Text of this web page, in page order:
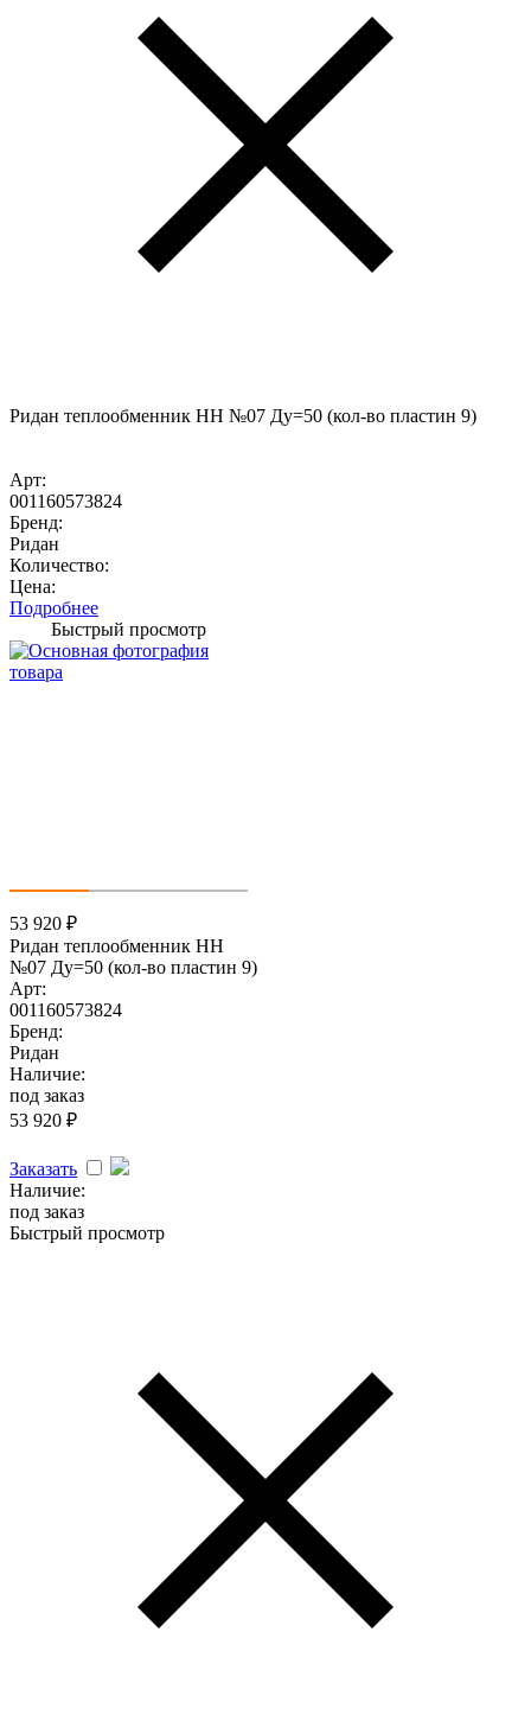
Ридан теплообменник НН №07 Ду=50 (кол-во пластин 9)
Арт:
001160573824
Бренд:
Ридан
Количество:
Цена:
Подробнее
Быстрый просмотр
53 920 ₽
Ридан теплообменник НН
№07 Ду=50 (кол-во пластин 9)
Арт:
001160573824
Бренд:
Ридан
Наличие:
под заказ
53 920 ₽
Заказать
Наличие:
под заказ
Быстрый просмотр